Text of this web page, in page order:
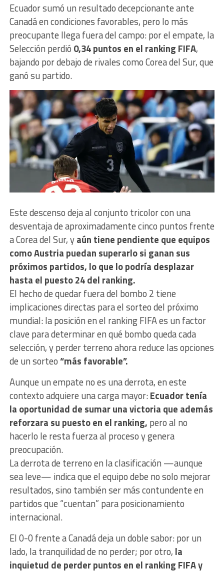
Ecuador sumó un resultado decepcionante ante
Canadá en condiciones favorables, pero lo más
preocupante llega fuera del campo: por el empate, la
Selección perdió 0,34 puntos en el ranking FIFA,
bajando por debajo de rivales como Corea del Sur, que
ganó su partido.
Este descenso deja al conjunto tricolor con una
desventaja de aproximadamente cinco puntos frente
a Corea del Sur, yaún tiene pendiente que equipos
como Austria puedan superarlo si ganan sus
próximos partidos, lo que lo podría desplazar
hasta el puesto 24 del ranking.
El hecho de quedar fuera del bombo 2 tiene
implicaciones directas para el sorteo del próximo
mundial: la posición en el ranking FIFA es un factor
clave para determinar en qué bombo queda cada
selección, y perder terreno ahora reduce las opciones
de un sorteo“más favorable”.
Aunque un empate no es una derrota, en este
contexto adquiere una carga mayor:Ecuador tenía
la oportunidad de sumar una victoria que además
reforzara su puesto en el ranking, pero al no
hacerlo le resta fuerza al proceso y genera
preocupación.
La derrota de terreno en la clasificación —aunque
sea leve— indica que el equipo debe no solo mejorar
resultados, sino también ser más contundente en
partidos que “cuentan” para posicionamiento
internacional.
El 0-0 frente a Canadá deja un doble sabor: por un
lado, la tranquilidad de no perder; por otro, la
inquietud de perder puntos en el ranking FIFA y